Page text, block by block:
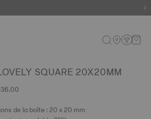
SQUARE 20X20MM
de la boîte : 20 x 20 mm